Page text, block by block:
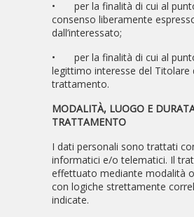
•
per la finalità di cui al
consenso liberamente
dall’interessato;
•
per la finalità di cui al
legittimo interesse del Titolare
trattamento.
MODALITÀ, LUOGO E
TRATTAMENTO
I dati personali sono trattati
informatici e/o telematici. Il
effettuato mediante modalità
con logiche strettamente
indicate.